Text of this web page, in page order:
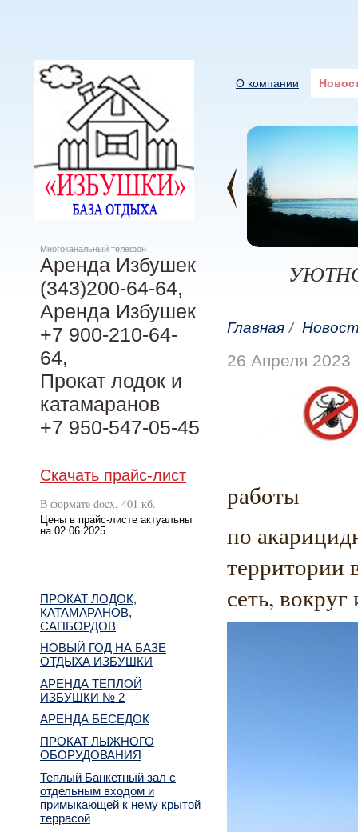
Многоканальный телефон
Аренда Избушек
(343)200-64-64,
Аренда Избушек
+7 900-210-64-
64,
Прокат лодок и
катамаранов
+7 950-547-05-45
Скачать прайс-лист
В формате docx, 401 кб.
Цены в прайс-листе актуальны
на 02.06.2025
ПРОКАТ ЛОДОК,
КАТАМАРАНОВ,
САПБОРДОВ
НОВЫЙ ГОД НА БАЗЕ
ОТДЫХА ИЗБУШКИ
АРЕНДА ТЕПЛОЙ
ИЗБУШКИ № 2
АРЕНДА БЕСЕДОК
ПРОКАТ ЛЫЖНОГО
ОБОРУДОВАНИЯ
Теплый Банкетный зал с
отдельным входом и
примыкающей к нему крытой
террасой
О компании
Главная /
26 Апреля 2023
работы
по
территории
сеть,